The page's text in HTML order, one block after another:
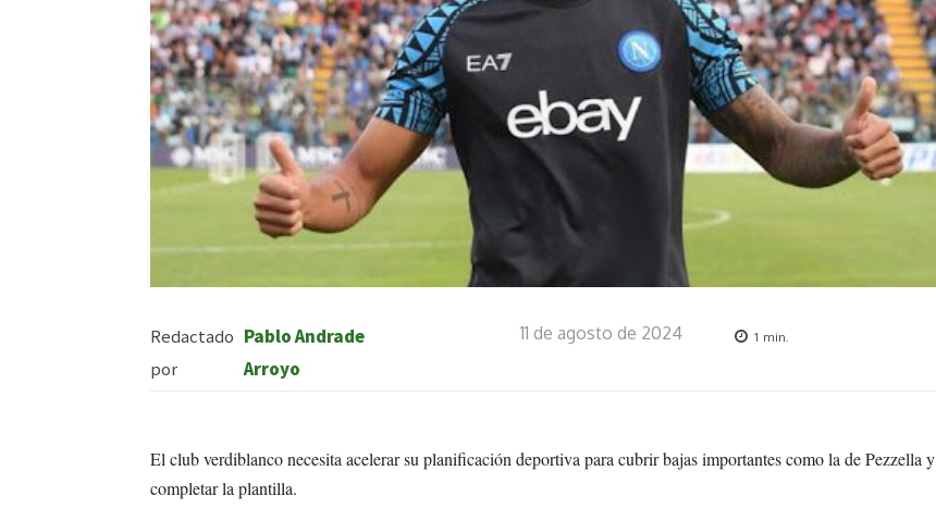
Redactado
por
Pablo Andrade
Arroyo
11 de agosto de 2024 1 min.
El club verdiblanco necesita acelerar su planificación deportiva para cubrir bajas importantes como la de Pezzella y
completar la plantilla.